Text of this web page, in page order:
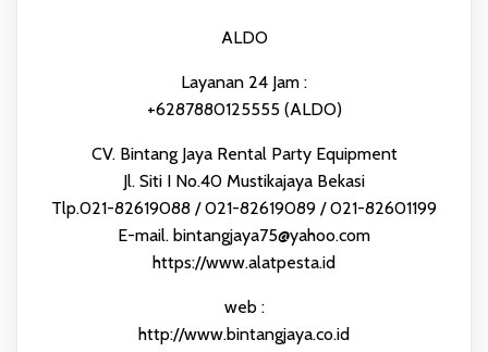
ALDO
Layanan 24 Jam :
+6287880125555 (ALDO)
CV. Bintang Jaya Rental Party Equipment
Jl. Siti I No.40 Mustikajaya Bekasi
Tlp.021-82619088 / 021-82619089 / 021-82601199
E-mail. bintangjaya75@yahoo.com
https://www.alatpesta.id
web :
http://www.bintangjaya.co.id